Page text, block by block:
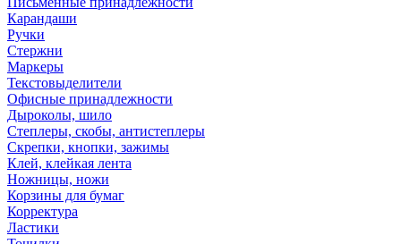
Карандаши
Ручки
Стержни
Маркеры
Текстовыделители
Офисные принадлежности
Дыроколы, шило
Степлеры, скобы, антистеплеры
Скрепки, кнопки, зажимы
Клей, клейкая лента
Ножницы, ножи
Корзины для бумаг
Корректура
Ластики